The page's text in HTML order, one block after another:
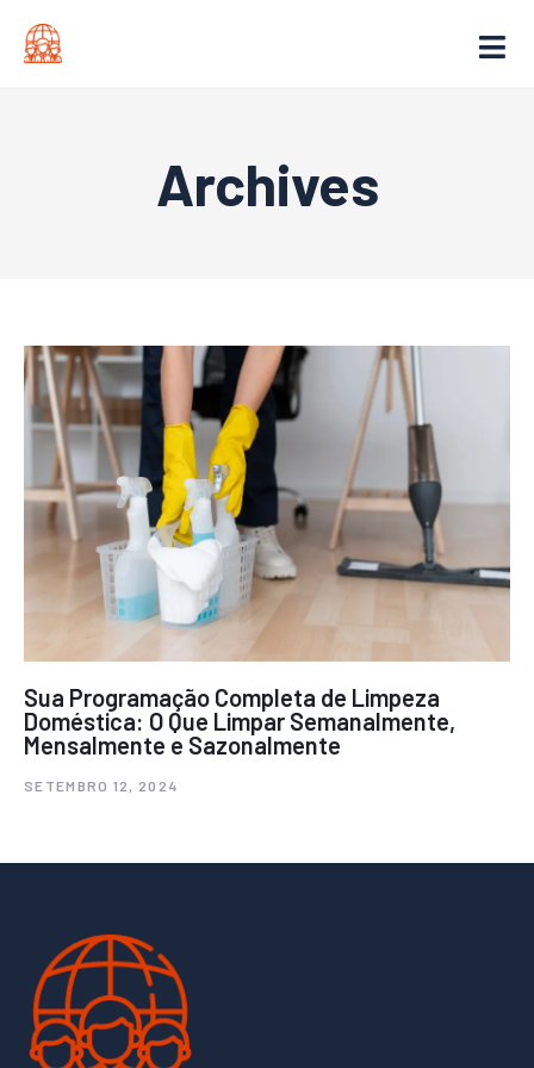
Archives
Sua Programação Completa de Limpeza
Doméstica: O Que Limpar Semanalmente,
Mensalmente e Sazonalmente
SETEMBRO 12, 2024